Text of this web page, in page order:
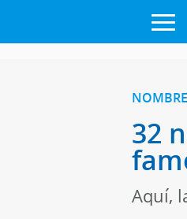
32
Aquí,